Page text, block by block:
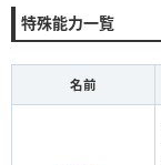
特殊能力一覧
名前